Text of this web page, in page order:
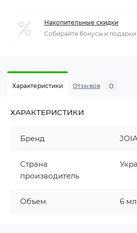
Накопительные скидки
Собирайте бонусы и подарки
Характеристики Отзывов 0
ХАРАКТЕРИСТИКИ
Бренд
Страна
производитель
Объем 6 мл